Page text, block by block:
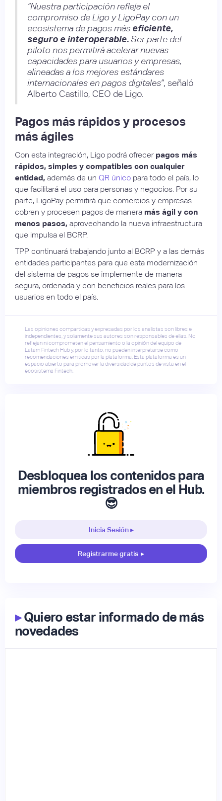
“Nuestra participación refleja el
compromiso de Ligo y LigoPay con un
ecosistema de pagos más eficiente,
seguro e interoperable.Ser parte del
piloto nos permitirá acelerar nuevas
capacidades para usuarios y empresas,
alineadas a los mejores estándares
internacionales en pagos digitales”, señaló
Alberto Castillo, CEO de Ligo.
Pagos más rápidos y procesos
más ágiles
Con esta integración, Ligo podrá ofrecer pagos más
rápidos, simples y compatibles con cualquier
entidad, además de un QR único para todo el país, lo
que facilitará el uso para personas y negocios. Por su
parte, LigoPay permitirá que comercios y empresas
cobren y procesen pagos de manera más ágil y con
menos pasos, aprovechando la nueva infraestructura
que impulsa el BCRP.
TPP continuará trabajando junto al BCRP y a las demás
entidades participantes para que esta modernización
del sistema de pagos se implemente de manera
segura, ordenada y con beneficios reales para los
usuarios en todo el país.
Las opiniones compartidas y expresadas por los analistas son libres e
independientes, y solamente sus autores son responsables de ellas. No
reflejan ni comprometen el pensamiento o la opinión del equipo de
Latam Fintech Hub y, por lo tanto, no pueden interpretarse como
recomendaciones emitidas por la plataforma. Esta plataforma es un
espacio abierto para promover la diversidad de puntos de vista en el
ecosistema Fintech.
Desbloquea los contenidos para
miembros registrados en el Hub.
😎
Inicia Sesión ▸
Registrarme gratis ▸
▸Quiero estar informado de más
novedades